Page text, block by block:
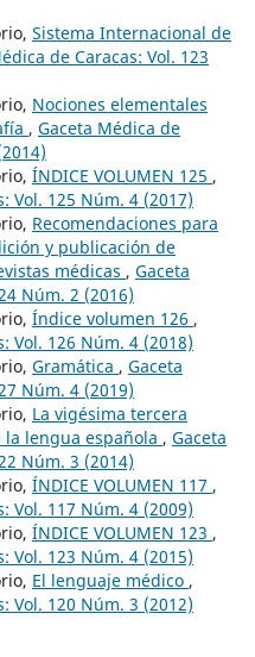
Sistema Internacional de
de Caracas: Vol. 123
Nociones elementales
, Gaceta Médica de
ÍNDICE VOLUMEN 125 ,
Vol. 125 Núm. 4 (2017)
Recomendaciones para
y publicación de
médicas , Gaceta
Núm. 2 (2016)
Índice volumen 126 ,
Vol. 126 Núm. 4 (2018)
Gramática , Gaceta
Núm. 4 (2019)
La vigésima tercera
lengua española , Gaceta
Núm. 3 (2014)
ÍNDICE VOLUMEN 117 ,
Vol. 117 Núm. 4 (2009)
ÍNDICE VOLUMEN 123 ,
Vol. 123 Núm. 4 (2015)
El lenguaje médico ,
Vol. 120 Núm. 3 (2012)